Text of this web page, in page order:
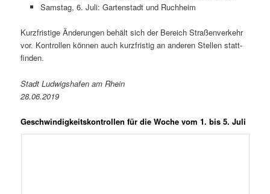
Samstag, 6. Juli: Gartenstadt und Ruchheim
Kurzfristige Änderungen behält sich der Bereich Straßenverkehr
vor. Kontrollen können auch kurzfristig an anderen Stellen statt-
finden.
Stadt Ludwigshafen am Rhein
28.06.2019
Geschwindigkeitskontrollen für die Woche vom 1. bis 5. Juli